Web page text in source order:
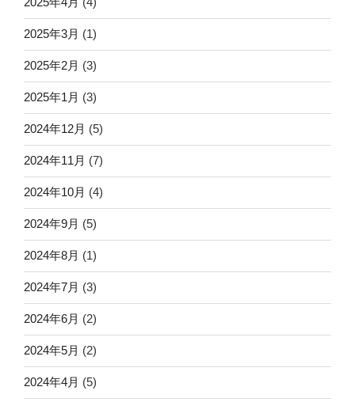
2025年3月 (1)
2025年2月 (3)
2025年1月 (3)
2024年12月 (5)
2024年11月 (7)
2024年10月 (4)
2024年9月 (5)
2024年8月 (1)
2024年7月 (3)
2024年6月 (2)
2024年5月 (2)
2024年4月 (5)